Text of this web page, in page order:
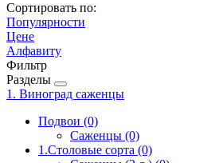
Сортировать по:
Популярности
Цене
Алфавиту
Фильтр
Разделы
1. Виноград саженцы
Подвои (0)
Саженцы (0)
1.Столовые сорта (0)